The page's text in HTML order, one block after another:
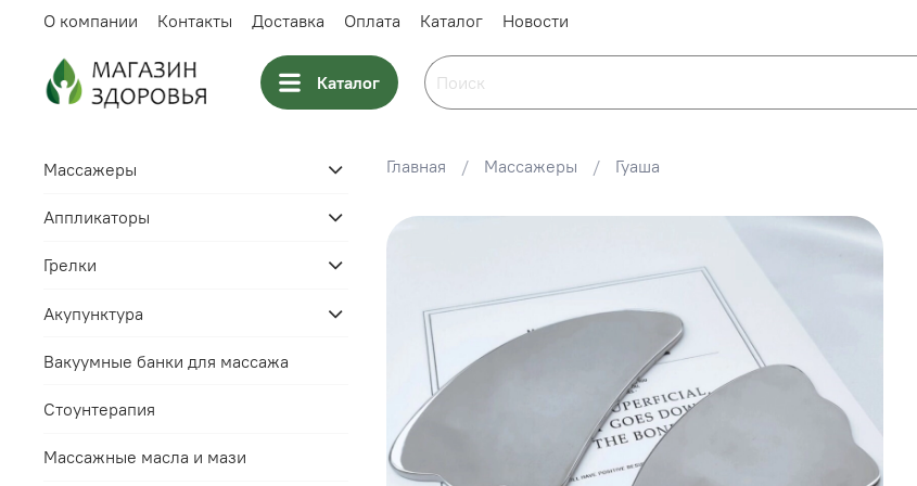
О компании Контакты Доставка Оплата Каталог Новости
Каталог
Главная Массажеры Гуаша
Массажеры
Аппликаторы
Грелки
Акупунктура
Вакуумные банки для массажа
Стоунтерапия
Массажные масла и мази